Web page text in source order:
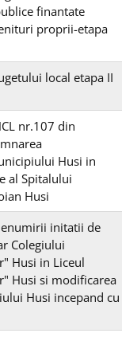
finantate
proprii-etapa
local etapa II
nr.107 din
Husi in
al Spitalului
Husi
initatii de
Colegiului
Husi in Liceul
Husi si modificarea
Husi incepand cu